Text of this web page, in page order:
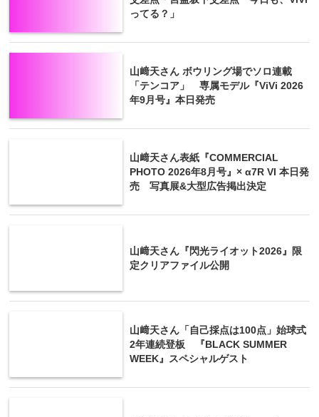
ってる？」
山﨑天さん ボウリング場でソロ連載
「テンコア」 専属モデル『ViVi 2026
年9月号』本日発売
山﨑天さん表紙『COMMERCIAL
PHOTO 2026年8月号』× α7R VI 本日発
売 写真展&大型広告掲出決定
山﨑天さん『閃光ライオット2026』限
定クリアファイル公開
山﨑天さん「自己採点は100点」始球式
2年連続登板 『BLACK SUMMER
WEEK』スペシャルゲスト